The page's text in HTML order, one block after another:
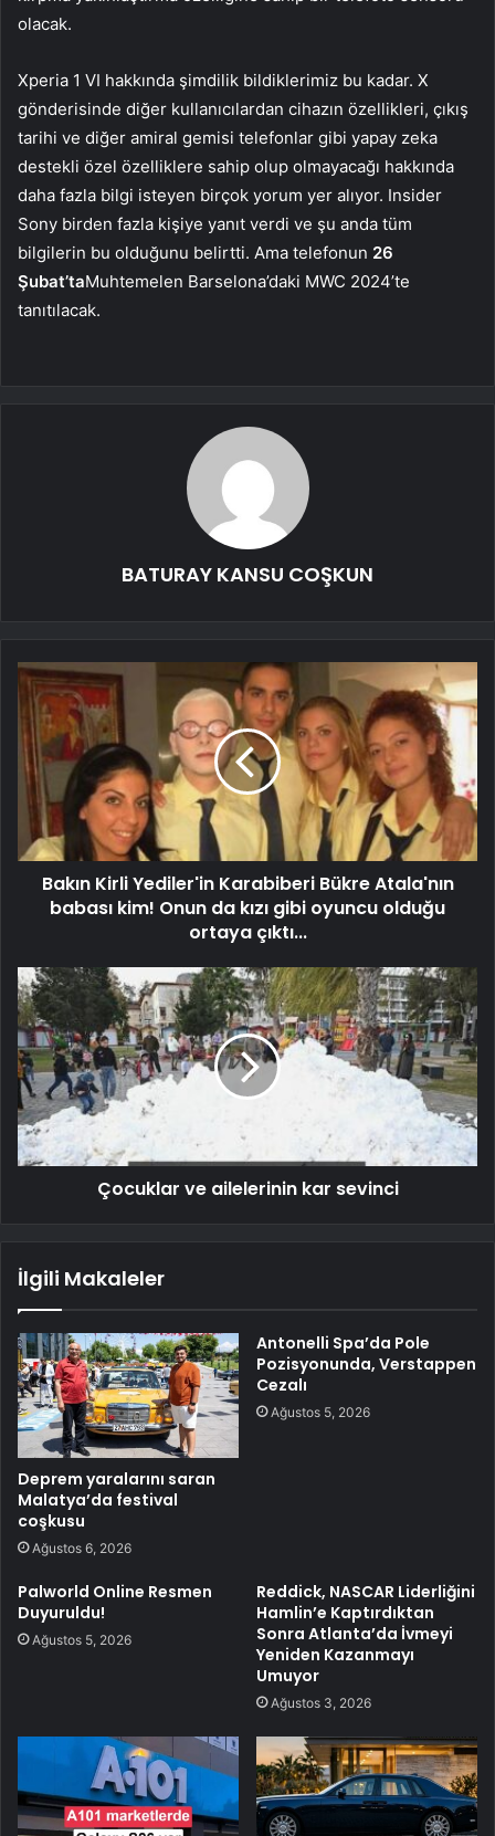
olacak.
Xperia 1 VI hakkında şimdilik bildiklerimiz bu kadar. X
gönderisinde diğer kullanıcılardan cihazın özellikleri, çıkış
tarihi ve diğer amiral gemisi telefonlar gibi yapay zeka
destekli özel özelliklere sahip olup olmayacağı hakkında
daha fazla bilgi isteyen birçok yorum yer alıyor. Insider
Sony birden fazla kişiye yanıt verdi ve şu anda tüm
bilgilerin bu olduğunu belirtti. Ama telefonun 26
Şubat’taMuhtemelen Barselona’daki MWC 2024’te
tanıtılacak.
BATURAY KANSU COŞKUN
Bakın Kirli Yediler'in Karabiberi Bükre Atala'nın
babası kim! Onun da kızı gibi oyuncu olduğu
ortaya çıktı...
Çocuklar ve ailelerinin kar sevinci
İlgili Makaleler
Deprem yaralarını saran
Malatya’da festival
coşkusu
Ağustos 6, 2026
Antonelli Spa’da Pole
Pozisyonunda, Verstappen
Cezalı
Ağustos 5, 2026
Palworld Online Resmen
Duyuruldu!
Ağustos 5, 2026
Reddick, NASCAR Liderliğini
Hamlin’e Kaptırdıktan
Sonra Atlanta’da İvmeyi
Yeniden Kazanmayı
Umuyor
Ağustos 3, 2026